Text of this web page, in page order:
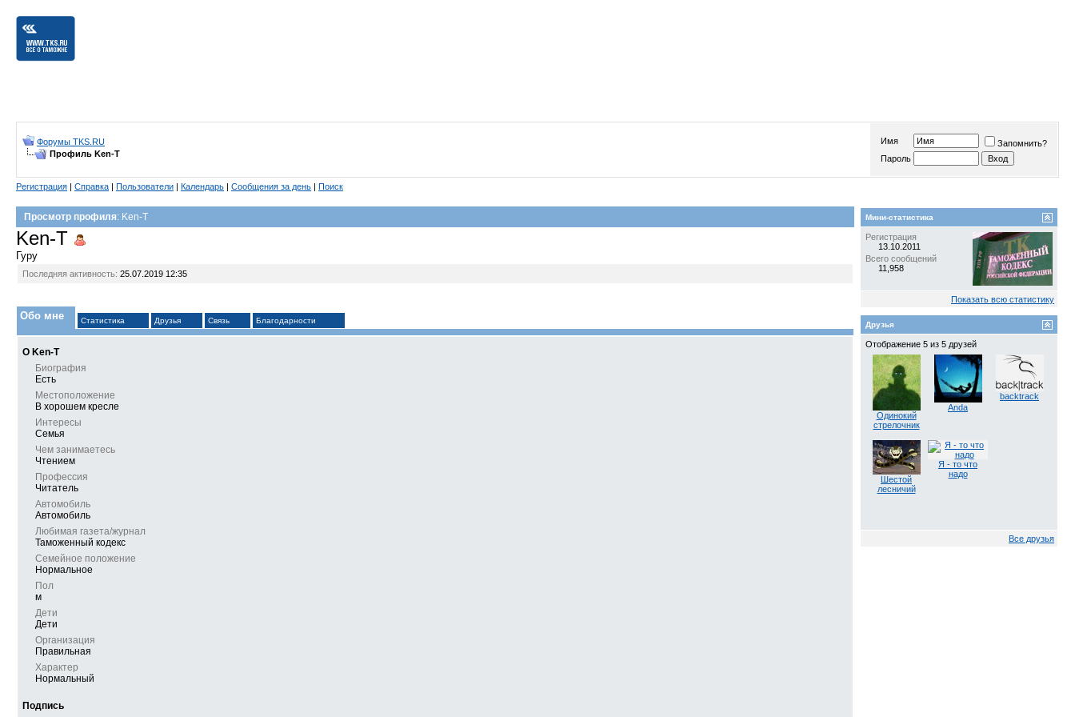
Форумы TKS.RU
Профиль Ken-T
Имя
Запомнить?
Пароль
Регистрация | Справка | Пользователи | Календарь | Сообщения за день | Поиск
Просмотр профиля: Ken-T
Ken-T
Гуру
Последняя активность: 25.07.2019 12:35
Обо мне Статистика Друзья Связь Благодарности
О Ken-T
Биография
Есть
Местоположение
В хорошем кресле
Интересы
Семья
Чем занимаетесь
Чтением
Профессия
Читатель
Автомобиль
Автомобиль
Любимая газета/журнал
Таможенный кодекс
Семейное положение
Нормальное
Пол
м
Дети
Дети
Организация
Правильная
Характер
Нормальный
Подпись
Мини-статистика
Регистрация
13.10.2011
Всего сообщений
11,958
Показать всю статистику
Друзья
Отображение 5 из 5 друзей
Одинокий
стрелочник
Anda
backtrack
Шестой
лесничий
Я - то что
надо
Все друзья